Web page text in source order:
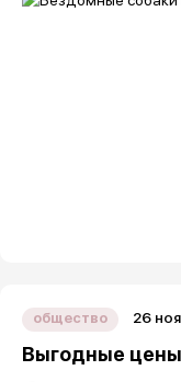
общество 26
Выгодные цены